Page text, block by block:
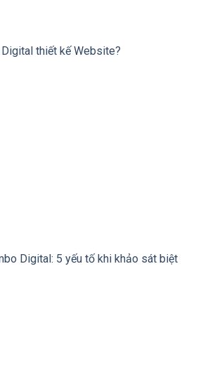
thiết kế Website?
Digital: 5 yếu tố khi khảo sát biệt